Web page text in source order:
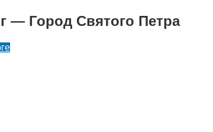
— Город Святого Петра